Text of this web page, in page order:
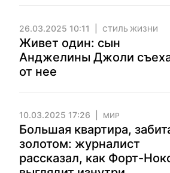
26.03.2025 10:11 СТИЛЬ ЖИЗНИ
Живет один: сын
Анджелины Джоли
от нее
10.03.2025 17:26 МИР
Большая квартира,
золотом: журналист
рассказал, как Форт-